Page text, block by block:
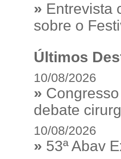
» Entrevista
sobre o
Últimos
10/08/2026
»
debate
10/08/2026
» 53ª Abav